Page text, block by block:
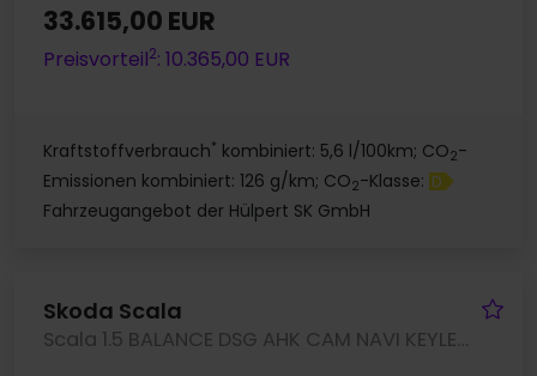
33.615,00 EUR
Preisvorteil2: 10.365,00 EUR
Kraftstoffverbrauch* kombiniert: 5,6 l/100km; CO2-
Emissionen kombiniert: 126 g/km; CO2-Klasse: D
Fahrzeugangebot der Hülpert SK GmbH
Skoda Scala
Scala 1.5 BALANCE DSG AHK CAM NAVI KEYLESS LM17